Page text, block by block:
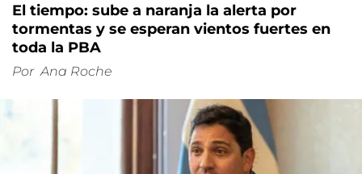
El tiempo: sube a naranja la alerta por
tormentas y se esperan vientos fuertes en
toda la PBA
Por Ana Roche